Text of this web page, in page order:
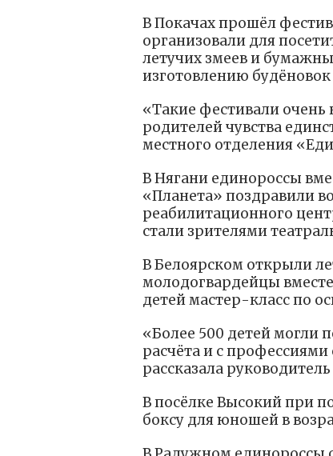
В Покачах прошёл
организовали для
летучих змеев и
изготовлению будёновок
«Такие фестивали
родителей чувства
местного отделения
В Нягани единороссы
«Планета» поздравили
реабилитационного
стали зрителями
В Белоярском открыли
молодогвардейцы
детей мастер-класс по
«Более 500 детей могли
расчёта и с
рассказала
В посёлке Высокий при
боксу для юношей в